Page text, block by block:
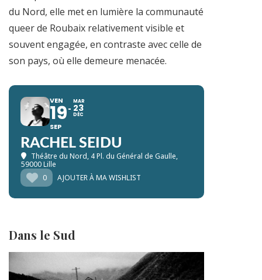
du Nord, elle met en lumière la communauté
queer de Roubaix relativement visible et
souvent engagée, en contraste avec celle de
son pays, où elle demeure menacée.
VEN
19
SEP
MAR
23
DÉC
RACHEL SEIDU
Théâtre du Nord, 4 Pl. du Général de Gaulle,
59000 Lille
0
AJOUTER À MA WISHLIST
Dans le Sud